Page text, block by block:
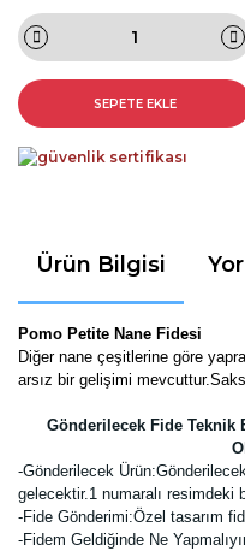
SEPETE EKLE
Ürün Bilgisi
Pomo Petite Nane Fidesi
Diğer nane çeşitlerine göre
arsız bir gelişimi
Gönderilecek Fide
-Gönderilecek
gelecektir. 1 numaralı resimdeki
-Fide Gönderimi:Özel tasarım
-Fidem Geldiğinde Ne